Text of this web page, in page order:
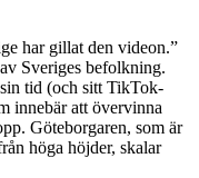
har gillat den videon.”
Sveriges befolkning.
tid (och sitt TikTok-
innebär att övervinna
Göteborgaren, som är
höga höjder, skalar